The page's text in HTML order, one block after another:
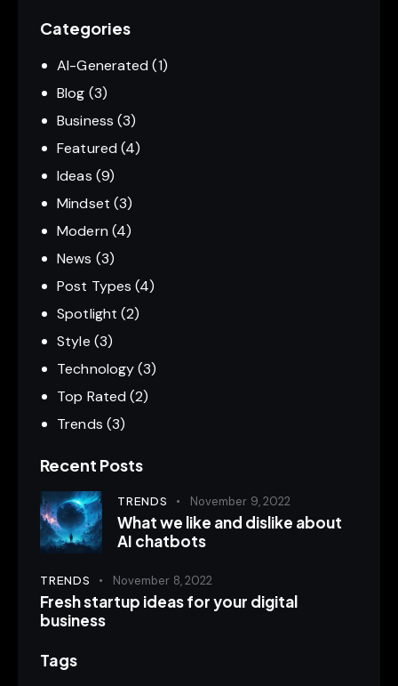
Categories
AI-Generated (1)
Blog (3)
Business (3)
Featured (4)
Ideas (9)
Mindset (3)
Modern (4)
News (3)
Post Types (4)
Spotlight (2)
Style (3)
Technology(3)
Top Rated (2)
Trends (3)
Recent Posts
TRENDS November 9, 2022
What we like and dislike about
AI chatbots
TRENDS November 8, 2022
Fresh startup ideas for your digital
business
Tags